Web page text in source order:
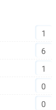
1
6
1
0
0